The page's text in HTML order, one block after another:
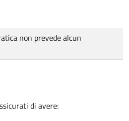
non prevede alcun
di avere: